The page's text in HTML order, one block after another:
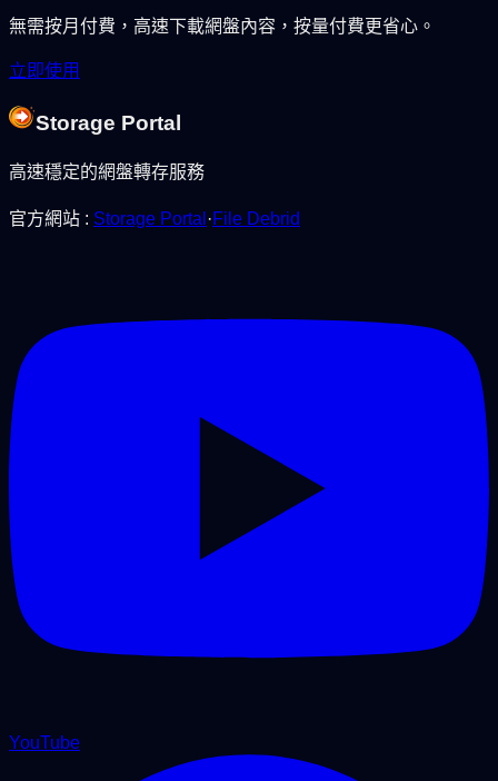
無需按月付費，高速下載網盤內容，按量付費更省心。
立即使用
Storage Portal
高速穩定的網盤轉存服務
官方網站 : Storage Portal ·File Debrid
YouTube